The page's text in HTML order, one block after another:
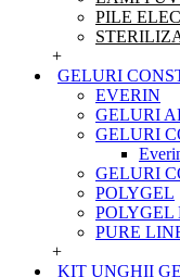
PILE
+
GELURI
EVERIN
GELURI
GELURI
GELURI
POLYGEL
PURE
+
KIT UNGHII